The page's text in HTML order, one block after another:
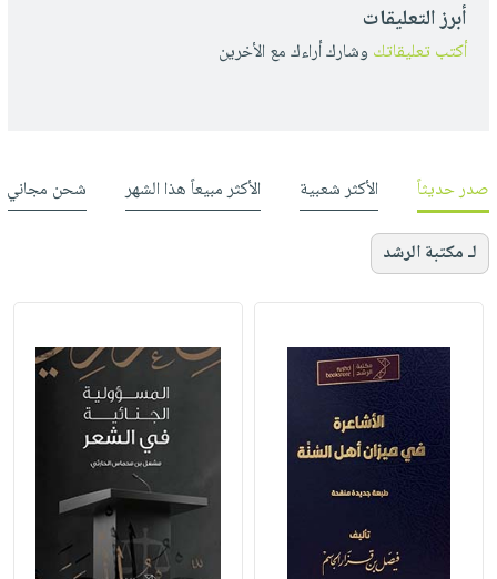
أبرز التعليقات
أكتب تعليقاتك وشارك أراءك مع الأخرين
صدر حديثاً الأكثر شعبية الأكثر مبيعاً هذا الشهر شحن مجاني
لـ مكتبة الرشد